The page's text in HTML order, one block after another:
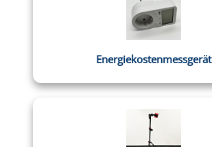
Energiekostenmessgerät